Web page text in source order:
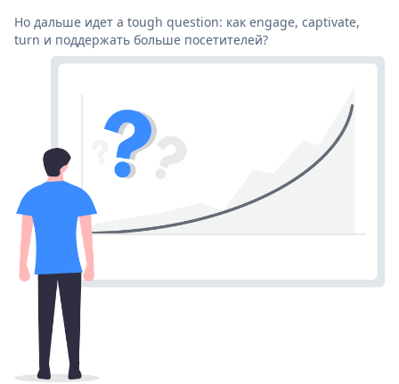
Но дальше идет a tough question: как engage, captivate,
turn и поддержать больше посетителей?